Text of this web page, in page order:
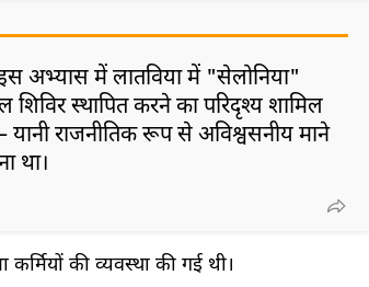
अभ्यास में लातविया में "सेलोनिया"
स्थापित करने का परिदृश्य शामिल
राजनीतिक रूप से अविश्वसनीय माने
था।
की व्यवस्था की गई थी।